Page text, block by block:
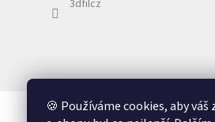
🍪 Používáme cookies, aby
3dfilcz